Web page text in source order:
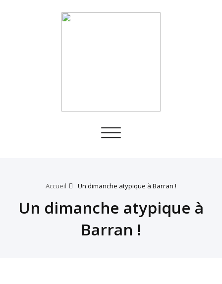
Toggle
Accueil Un dimanche atypique à Barran !
Un dimanche atypique à
Barran !